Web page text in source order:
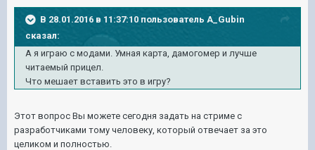
В 28.01.2016 в 11:37:10 пользователь A_Gubin
сказал:
А я играю с модами. Умная карта, дамогомер и лучше
читаемый прицел.
Что мешает вставить это в игру?
Этот вопрос Вы можете сегодня задать на стриме с
разработчиками тому человеку, который отвечает за это
целиком и полностью.